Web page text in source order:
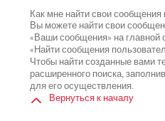
Как мне найти свои
Вы можете найти свои
«Ваши сообщения» на главной
«Найти сообщения
Чтобы найти созданные вами
расширенного поиска,
для его осуществления.
Вернуться к началу